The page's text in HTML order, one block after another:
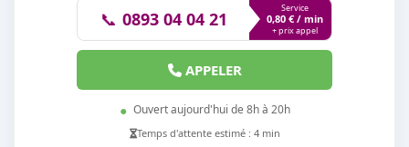
📞 0893 04 04 21
Service
0,80 € / min
+ prix appel
APPELER
● Ouvert aujourd'hui de 8h à 20h
Temps d'attente estimé : 4 min